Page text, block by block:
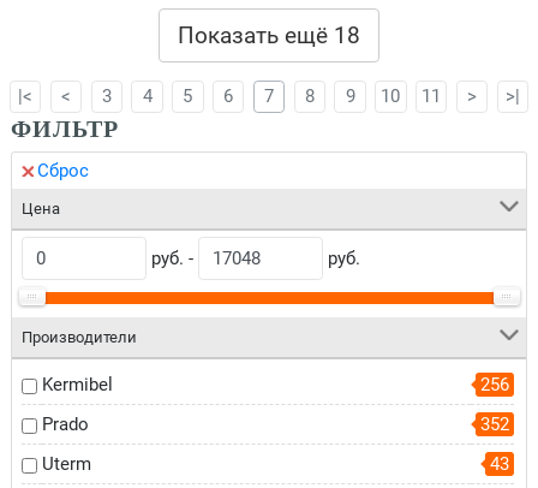
Показать ещё 18
|< < 3 4 5 6 7 8 9 10 11 > >|
ФИЛЬТР
Сброс
Цена
руб. - руб.
Производители
Kermibel
256
Prado
352
Uterm
43